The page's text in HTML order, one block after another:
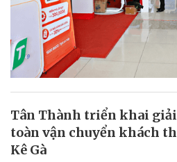
Tân Thành triển khai giải
toàn vận chuyển khách
Kê Gà